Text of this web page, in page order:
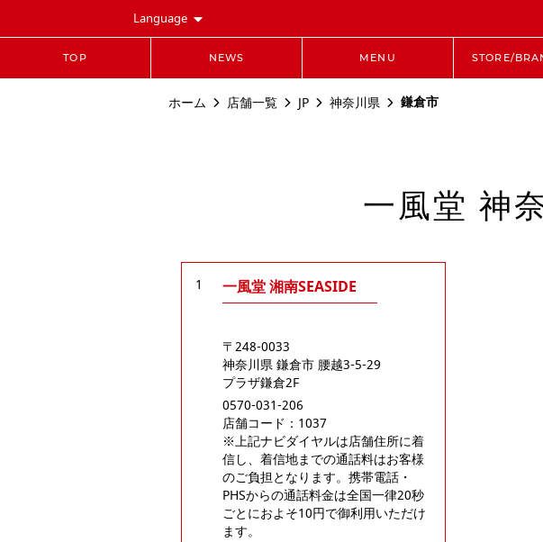
Language
TOP NEWS MENU STORE/
ホーム 店舗一覧 JP 神奈川県 鎌倉市
一風堂 神
1 一風堂 湘南SEASIDE
〒248-0033
神奈川県鎌倉市腰越3-5-29
プラザ鎌倉2F
0570-031-206
店舗コード：1037
※上記ナビダイヤルは店舗住所に着
信し、着信地までの通話料はお客様
のご負担となります。携帯電話・
PHSからの通話料金は全国一律20秒
ごとにおよそ10円で御利用いただけ
ます。